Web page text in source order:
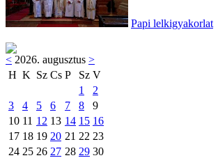
Papi lelkigyakorlat
< 2026. augusztus >
H K Sz Cs P Sz V
1
2
3
4 5 6 7 8
9
10 11 12 13 14 15 16
17 18 19 20 21 22 23
24 25 26 27 28 29 30